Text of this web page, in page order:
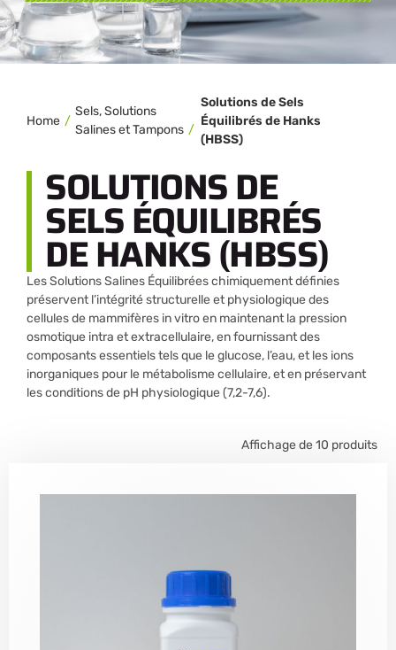
Home
Sels, Solutions
Salines et Tampons
Solutions de Sels
Équilibrés de Hanks
(HBSS)
SOLUTIONS DE
SELS ÉQUILIBRÉS
DE HANKS (HBSS)
Les Solutions Salines Équilibrées chimiquement définies
préservent l’intégrité structurelle et physiologique des
cellules de mammifères in vitro en maintenant la pression
osmotique intra et extracellulaire, en fournissant des
composants essentiels tels que le glucose, l’eau, et les ions
inorganiques pour le métabolisme cellulaire, et en préservant
les conditions de pH physiologique (7,2-7,6).
Affichage de 10 produits